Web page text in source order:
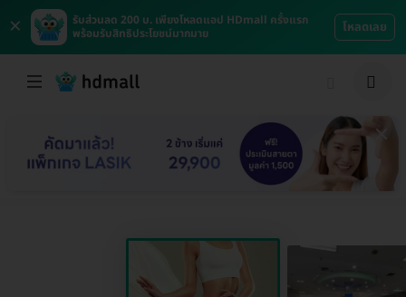
×
รับส่วนลด 200 บ. เพียงโหลดแอป HDmall ครั้งแรก
พร้อมรับสิทธิประโยชน์มากมาย
โหลดเลย